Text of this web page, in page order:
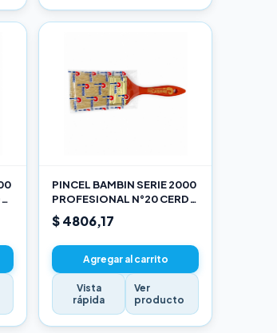
PINCEL BAMBIN SERIE 2000
PROFESIONAL N°20 CERDA
CHINA BLANCA
$ 4806,17
Agregar al carrito
Vista
rápida
Ver
producto